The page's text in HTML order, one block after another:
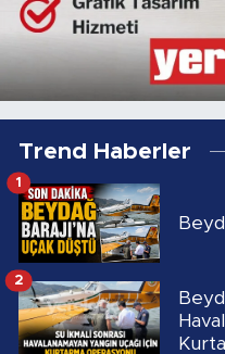
Trend Haberler
1
2